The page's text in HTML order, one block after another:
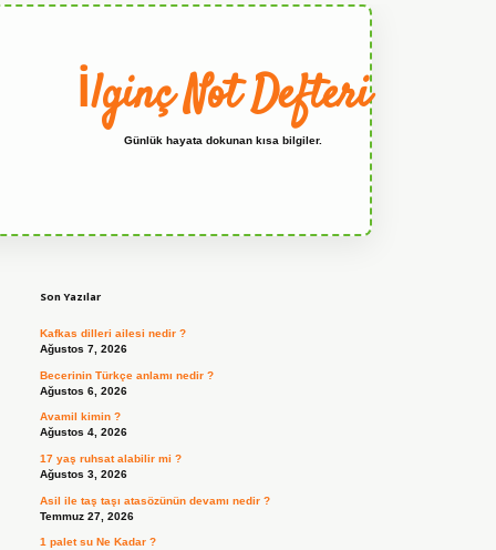
İlginç Not Defteri
Günlük hayata dokunan kısa bilgiler.
Son Yazılar
Kafkas dilleri ailesi nedir ?
Ağustos 7, 2026
Becerinin Türkçe anlamı nedir ?
Ağustos 6, 2026
Avamil kimin ?
Ağustos 4, 2026
17 yaş ruhsat alabilir mi ?
Ağustos 3, 2026
Asil ile taş taşı atasözünün devamı nedir ?
Temmuz 27, 2026
1 palet su Ne Kadar ?